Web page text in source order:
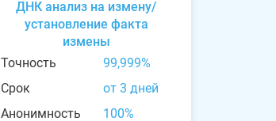
ДНК анализ на измену/
установление факта
измены
Точность
99,999%
Срок
от 3 дней
Анонимность
100%